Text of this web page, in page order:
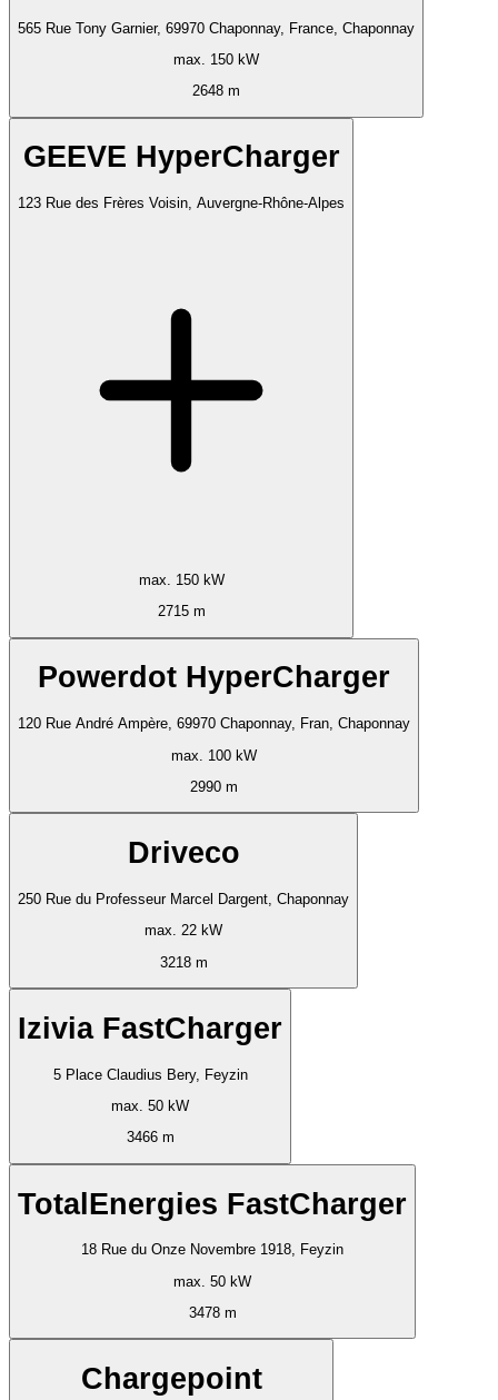
565 Rue Tony Garnier, 69970 Chaponnay, France, Chaponnay
max. 150 kW
2648 m
GEEVE HyperCharger
123 Rue des Frères Voisin, Auvergne-Rhône-Alpes
max. 150 kW
2715 m
Powerdot HyperCharger
120 Rue André Ampère, 69970 Chaponnay, Fran, Chaponnay
max. 100 kW
2990 m
Driveco
250 Rue du Professeur Marcel Dargent, Chaponnay
max. 22 kW
3218 m
Izivia FastCharger
5 Place Claudius Bery, Feyzin
max. 50 kW
3466 m
TotalEnergies FastCharger
18 Rue du Onze Novembre 1918, Feyzin
max. 50 kW
3478 m
Chargepoint